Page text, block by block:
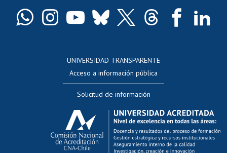
Docentes
Evaluación docente
Calificación académica
Postulación al AUCAI
Funcionarias/os
UNIVERSIDAD TRANSPARENTE
Acceso a información pública
Solicitud de información